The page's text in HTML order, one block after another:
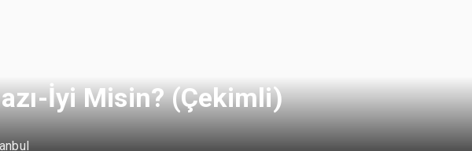
İyi Misin? (Çekimli)